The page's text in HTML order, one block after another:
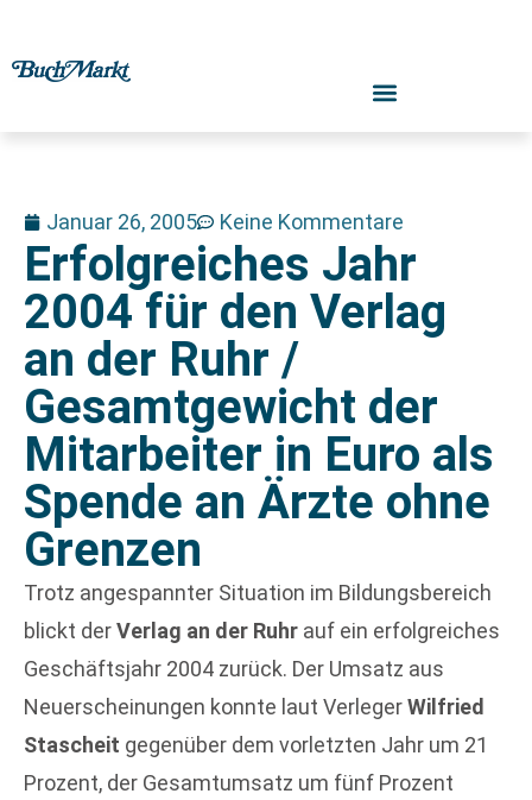
Januar 26, 2005 Keine Kommentare
Erfolgreiches Jahr
2004 für den Verlag
an der Ruhr /
Gesamtgewicht der
Mitarbeiter in Euro als
Spende an Ärzte ohne
Grenzen
Trotz angespannter Situation im Bildungsbereich
blickt derVerlag an der Ruhr auf ein erfolgreiches
Geschäftsjahr 2004 zurück. Der Umsatz aus
Neuerscheinungen konnte laut VerlegerWilfried
Stascheit gegenüber dem vorletzten Jahr um 21
Prozent, der Gesamtumsatz um fünf Prozent